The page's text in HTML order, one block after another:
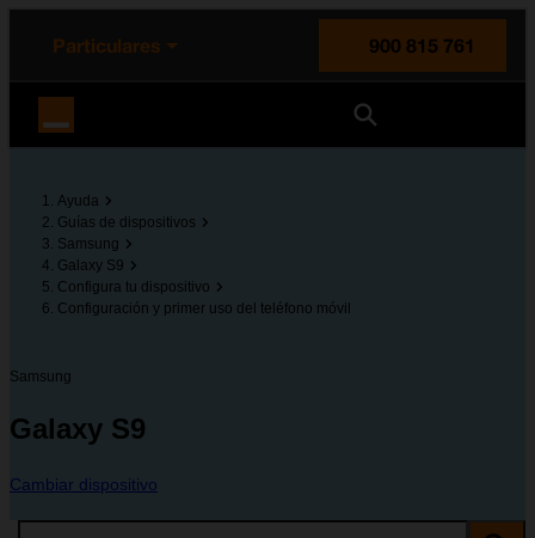
principal
la página
Particulares
900 815 761
Ayuda
Guías de dispositivos
Samsung
Galaxy S9
Configura tu dispositivo
Configuración y primer uso del teléfono móvil
Samsung
Galaxy S9
Cambiar dispositivo